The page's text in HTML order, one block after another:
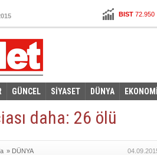
BIST 72.950
Altın
GÜNCEL SİYASET DÜNYA EKONOMİ
daha: 26 ölü
» DÜNYA